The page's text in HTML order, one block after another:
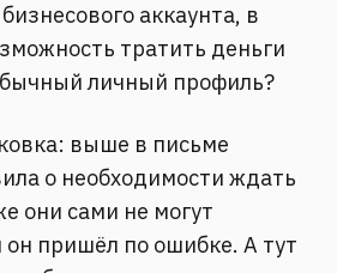
аккаунта, в
тратить деньги
личный профиль?
выше в письме
о необходимости ждать
они сами не могут
он пришёл по ошибке. А тут